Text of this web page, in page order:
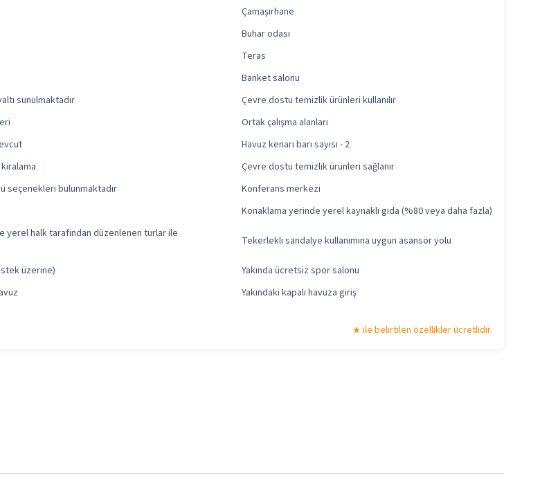
Çamaşırhane
Buhar odası
Teras
Banket salonu
sunulmaktadır
Çevre dostu temizlik ürünleri kullanılır
Ortak çalışma alanları
Havuz kenarı barı sayısı - 2
Çevre dostu temizlik ürünleri sağlanır
seçenekleri bulunmaktadır
Konferans merkezi
Konaklama yerinde yerel kaynaklı gıda (%80 veya daha fazla)
yerel halk tarafından düzenlenen turlar ile
Tekerlekli sandalye kullanımına uygun asansör yolu
üzerine)
Yakında ücretsiz spor salonu
Yakındaki kapalı havuza giriş
ile belirtilen özellikler ücretlidir.